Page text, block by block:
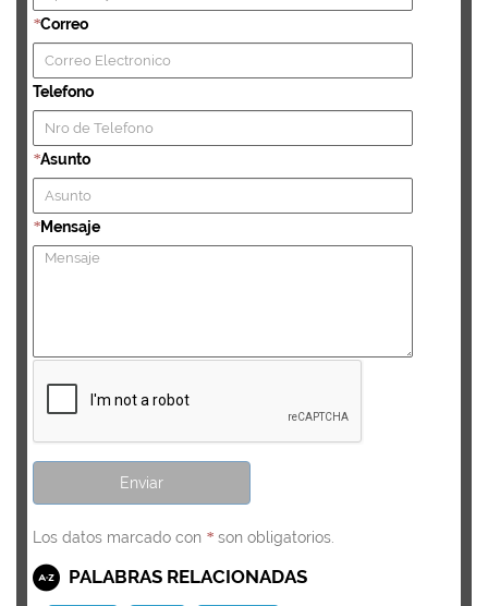
*Correo
Telefono
*Asunto
*Mensaje
Los datos marcado con * son obligatorios.
PALABRAS RELACIONADAS